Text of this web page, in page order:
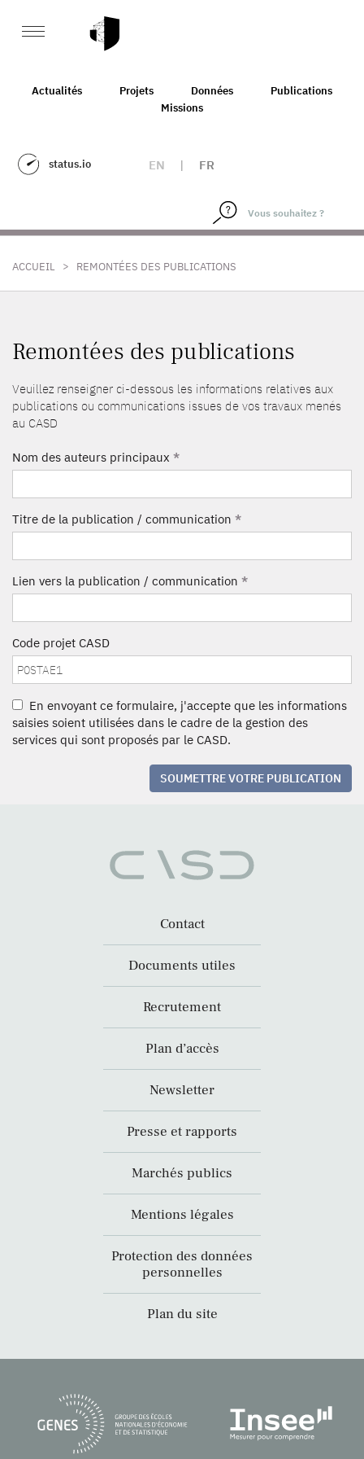
Actualités Projets Données
Publications
Missions
status.io EN | FR
ACCUEIL > REMONTÉES DES PUBLICATIONS
Remontées des publications
Veuillez renseigner ci-dessous les informations relatives aux
publications ou communications issues de vos travaux menés
au CASD
Nom des auteurs principaux *
Titre de la publication / communication *
Lien vers la publication / communication *
Code projet CASD
En envoyant ce formulaire, j'accepte que les informations
saisies soient utilisées dans le cadre de la gestion des
services qui sont proposés par le CASD.
SOUMETTRE VOTRE PUBLICATION
Contact
Documents utiles
Recrutement
Plan d’accès
Newsletter
Presse et rapports
Marchés publics
Mentions légales
Protection des données
personnelles
Plan du site